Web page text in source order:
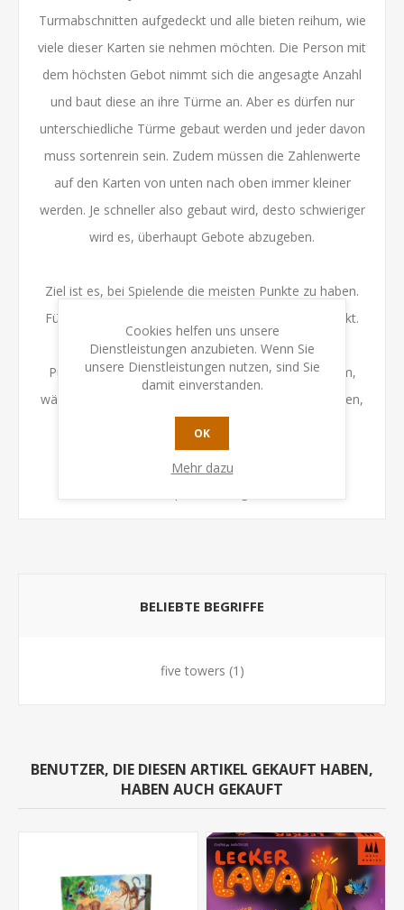
Turmabschnitten aufgedeckt und alle bieten reihum, wie
viele dieser Karten sie nehmen möchten. Die Person mit
dem höchsten Gebot nimmt sich die angesagte Anzahl
und baut diese an ihre Türme an. Aber es dürfen nur
unterschiedliche Türme gebaut werden und jeder davon
muss sortenrein sein. Zudem müssen die Zahlenwerte
auf den Karten von unten nach oben immer kleiner
werden. Je schneller also gebaut wird, desto schwieriger
wird es, überhaupt Gebote abzugeben.
Ziel ist es, bei Spielende die meisten Punkte zu haben.
Für jede Karte in den eigenen Türmen gibt es 1 Punkt.
Für jede Karte in Türmen mit Turmspitze sogar 2
Punkte. Zusätzlich punktet der höchste eigene Turm,
während Karten, die im Spielverlauf abgerissen wurden,
Minuspunkte zählen.
110 Karten
BELIEBTE BEGRIFFE
five towers (1)
BENUTZER, DIE DIESEN ARTIKEL GEKAUFT HABEN,
HABEN AUCH GEKAUFT
Cookies helfen uns unsere
Dienstleistungen anzubieten. Wenn Sie
unsere Dienstleistungen nutzen, sind Sie
damit einverstanden.
OK
Mehr dazu